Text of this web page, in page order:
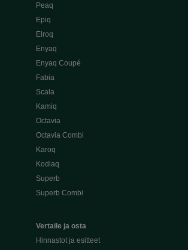
Peaq
Epiq
Elroq
Enyaq
Enyaq Coupé
Fabia
Scala
Kamiq
Octavia
Octavia Combi
Karoq
Kodiaq
Superb
Superb Combi
Vertaile ja osta
Hinnastot ja esitteet